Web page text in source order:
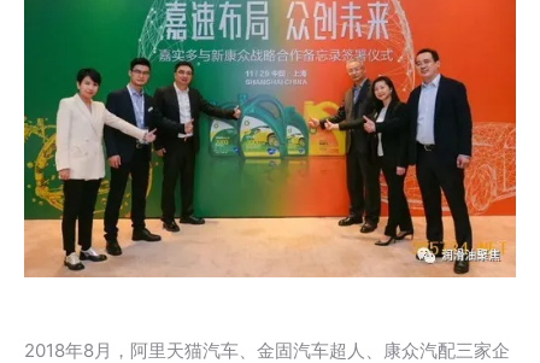
2018年8月，阿里天猫汽车、金固汽车超人、康众汽配三家企